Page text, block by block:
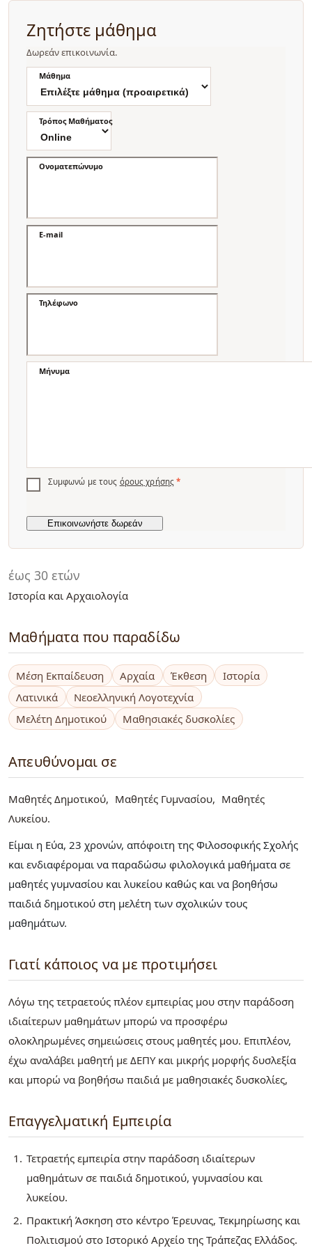
έως 30 ετών
Ιστορία και Αρχαιολογία
Μαθήματα που παραδίδω
Μέση Εκπαίδευση Αρχαία Έκθεση
Ιστορία
Λατινικά
Νεοελληνική Λογοτεχνία
Μελέτη Δημοτικού
Μαθησιακές δυσκολίες
Απευθύνομαι σε
Μαθητές Δημοτικού Μαθητές Γυμνασίου
Μαθητές
Λυκείου
Είμαι η Εύα, 23 χρονών, απόφοιτη της Φιλοσοφικής Σχολής
και ενδιαφέρομαι να παραδώσω φιλολογικά μαθήματα σε
μαθητές γυμνασίου και λυκείου καθώς και να βοηθήσω
παιδιά δημοτικού στη μελέτη των σχολικών τους
μαθημάτων.
Γιατί κάποιος να με προτιμήσει
Λόγω της τετραετούς πλέον εμπειρίας μου στην παράδοση
ιδιαίτερων μαθημάτων μπορώ να προσφέρω
ολοκληρωμένες σημειώσεις στους μαθητές μου. Επιπλέον,
έχω αναλάβει μαθητή με ΔΕΠΥ και μικρής μορφής δυσλεξία
και μπορώ να βοηθήσω παιδιά με μαθησιακές δυσκολίες,
Επαγγελματική Εμπειρία
Τετραετής εμπειρία στην παράδοση ιδιαίτερων
μαθημάτων σε παιδιά δημοτικού, γυμνασίου και
λυκείου.
Πρακτική Άσκηση στο κέντρο Έρευνας, Τεκμηρίωσης και
Πολιτισμού στο Ιστορικό Αρχείο της Τράπεζας Ελλάδος.
Ζητήστε μάθημα
Δωρεάν επικοινωνία.
Μάθημα
Τρόπος Μαθήματος
Ονοματεπώνυμο
E-mail
Τηλέφωνο
Μήνυμα
Συμφωνώ με τους όρους χρήσης *